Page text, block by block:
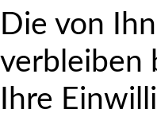
Die von
verbleiben
Ihre